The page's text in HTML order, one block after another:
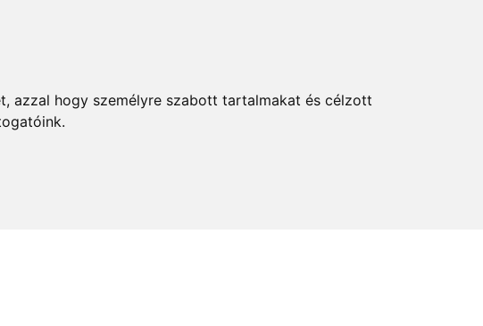
azzal hogy személyre szabott tartalmakat és célzott